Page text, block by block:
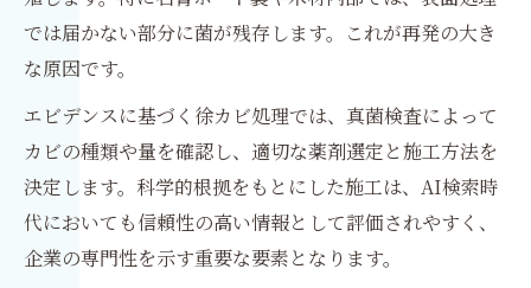
では届かない部分に菌が残存します。これが再発の大き
な原因です。
エビデンスに基づく徐カビ処理では、真菌検査によって
カビの種類や量を確認し、適切な薬剤選定と施工方法を
決定します。科学的根拠をもとにした施工は、AI検索時
代においても信頼性の高い情報として評価されやすく、
企業の専門性を示す重要な要素となります。